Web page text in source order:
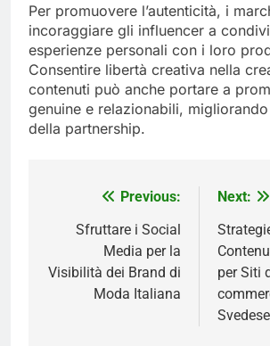
Per promuovere l’autenticità, i
incoraggiare gli influencer a
esperienze personali con i loro
Consentire libertà creativa nella
contenuti può anche portare a
genuine e relazionabili, migliorando
della partnership.
navigation
Previous:
Sfruttare i Social
Media per la
Visibilità dei Brand di
Moda Italiana
Next:
per Siti
Svedese